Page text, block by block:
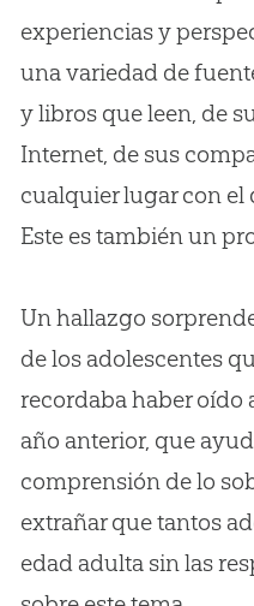
experiencias y
una variedad de
y libros que leen, de
Internet, de sus
cualquier lugar con el
Este es también un
Un hallazgo
de los adolescentes
recordaba haber oído
año anterior, que
comprensión de lo
extrañar que tantos
edad adulta sin las